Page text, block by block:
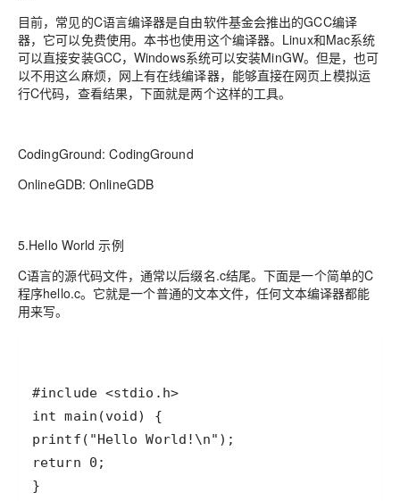
目前，常见的C语言编译器是自由软件基金会推出的GCC编译
器，它可以免费使用。本书也使用这个编译器。Linux和Mac系统
可以直接安装GCC，Windows系统可以安装MinGW。但是，也可
以不用这么麻烦，网上有在线编译器，能够直接在网页上模拟运
行C代码，查看结果，下面就是两个这样的工具。
CodingGround: CodingGround
OnlineGDB: OnlineGDB
5.Hello World 示例
C语言的源代码文件，通常以后缀名.c结尾。下面是一个简单的C
程序hello.c。它就是一个普通的文本文件，任何文本编译器都能
用来写。
#include <stdio.h>